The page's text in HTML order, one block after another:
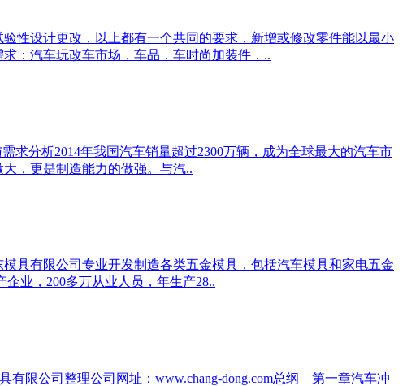
性设计更改，以上都有一个共同的要求，新增或修改零件能以最小
：汽车玩改车市场，车品，车时尚加装件，..
求分析2014年我国汽车销量超过2300万辆，成为全球最大的汽车市
，更是制造能力的做强。与汽..
具有限公司专业开发制造各类五金模具，包括汽车模具和家电五金
业，200多万从业人员，年生产28..
有限公司整理公司网址：www.chang-dong.com总纲 第一章汽车冲